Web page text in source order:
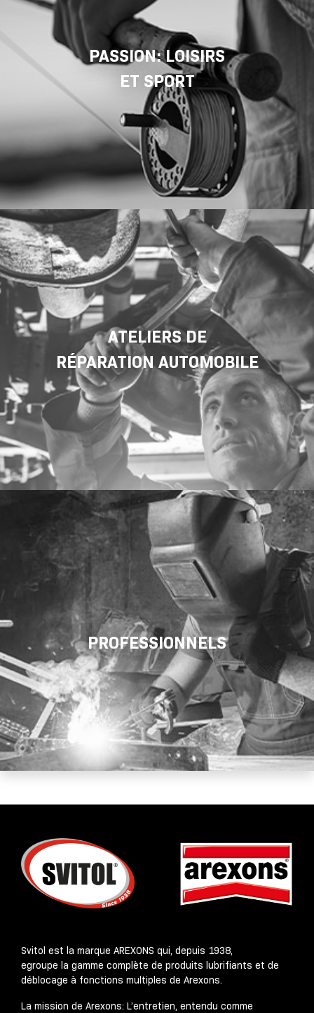
PASSION: LOISIRS
ET SPORT
ATELIERS DE
RÉPARATION AUTOMOBILE
PROFESSIONNELS
Svitol est la marque AREXONS qui, depuis 1938,
egroupe la gamme complète de produits lubrifiants et de
déblocage à fonctions multiples de Arexons.
La mission de Arexons: L’entretien, entendu comme